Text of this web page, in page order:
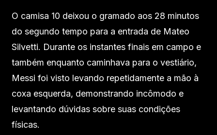
O camisa 10 deixou o gramado aos 28 minutos
do segundo tempo para a entrada de Mateo
Silvetti. Durante os instantes finais em campo e
também enquanto caminhava para o vestiário,
Messi foi visto levando repetidamente a mão à
coxa esquerda, demonstrando incômodo e
levantando dúvidas sobre suas condições
físicas.